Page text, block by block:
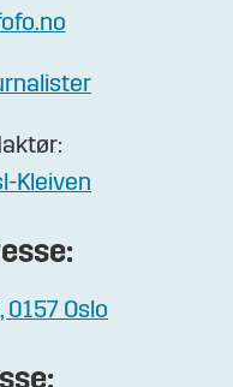
Kleiven
Oslo